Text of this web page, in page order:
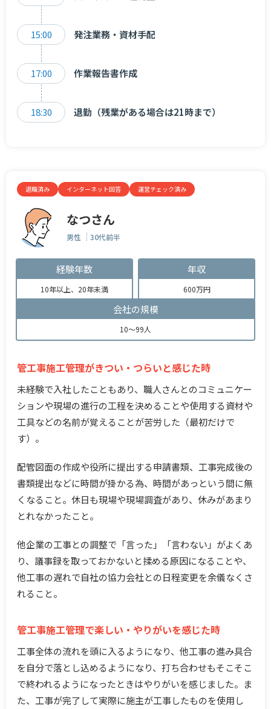
15:00 発注業務・資材手配
17:00 作業報告書作成
18:30 退勤（残業がある場合は21時まで）
退職済み インターネット回答 運営チェック済み
なつさん
男性 30代前半
経験年数
10年以上、20年未満
年収
600万円
会社の規模
10～99人
管工事施工管理がきつい・つらいと感じた時
未経験で入社したこともあり、職人さんとのコミュニケー
ションや現場の進行の工程を決めることや使用する資材や
工具などの名前が覚えることが苦労した（最初だけで
す）。
配管図面の作成や役所に提出する申請書類、工事完成後の
書類提出などに時間が掛かる為、時間があっという間に無
くなること。休日も現場や現場調査があり、休みがあまり
とれなかったこと。
他企業の工事との調整で「言った」「言わない」がよくあ
り、議事録を取っておかないと揉める原因になることや、
他工事の遅れで自社の協力会社との日程変更を余儀なくさ
れること。
管工事施工管理で楽しい・やりがいを感じた時
工事全体の流れを頭に入るようになり、他工事の進み具合
を自分で落とし込めるようになり、打ち合わせもそこそこ
で終われるようになったときはやりがいを感じました。ま
た、工事が完了して実際に施主が工事したものを使用し